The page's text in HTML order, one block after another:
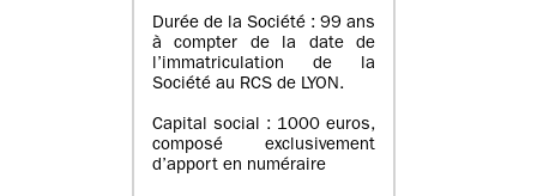
Durée de la Société : 99 ans
à compter de la date de
l’immatriculation de la
Société au RCS de LYON.
Capital social : 1000 euros,
composé exclusivement
d’apport en numéraire